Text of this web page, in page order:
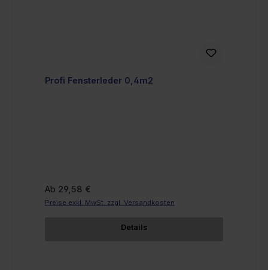
Profi Fensterleder 0,4m2
Regulärer Preis:
Ab 29,58 €
Preise exkl. MwSt. zzgl. Versandkosten
Details